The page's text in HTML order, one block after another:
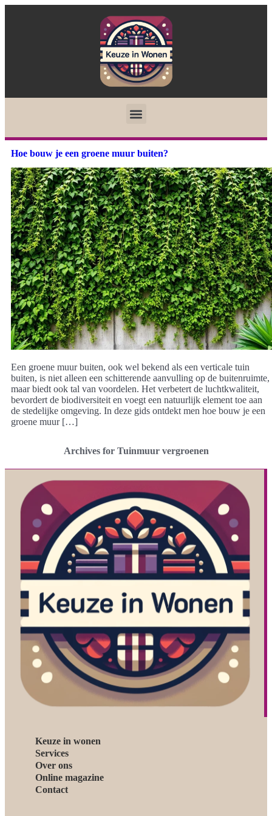
Hoe bouw je een groene muur buiten?
Een groene muur buiten, ook wel bekend als een verticale tuin
buiten, is niet alleen een schitterende aanvulling op de buitenruimte,
maar biedt ook tal van voordelen. Het verbetert de luchtkwaliteit,
bevordert de biodiversiteit en voegt een natuurlijk element toe aan
de stedelijke omgeving. In deze gids ontdekt men hoe bouw je een
groene muur […]
Archives for Tuinmuur vergroenen
Keuze in wonen
Services
Over ons
Online magazine
Contact